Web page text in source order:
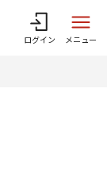
ログイン メニュー